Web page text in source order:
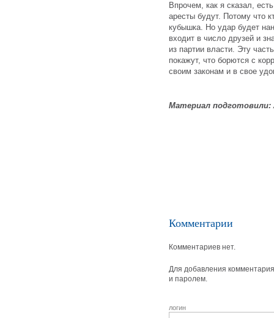
Впрочем, как я сказал,
аресты будут. Потому что
кубышка. Но удар будет
входит в число друзей и
из партии власти. Эту
покажут, что борются с
своим законам и в свое
Материал подготовили:
Комментарии
Комментариев нет.
Для добавления
и паролем.
логин